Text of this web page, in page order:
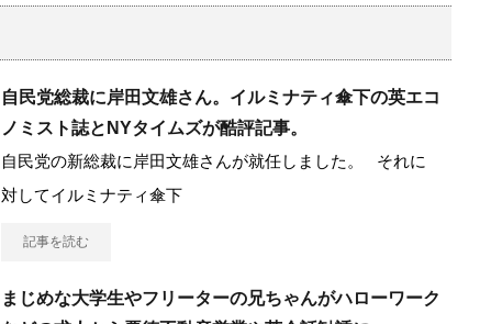
自民党総裁に岸田文雄さん。イルミナティ傘下の英エコ
ノミスト誌とNYタイムズが酷評記事。
自民党の新総裁に岸田文雄さんが就任しました。 それに
対してイルミナティ傘下
記事を読む
まじめな大学生やフリーターの兄ちゃんがハローワーク